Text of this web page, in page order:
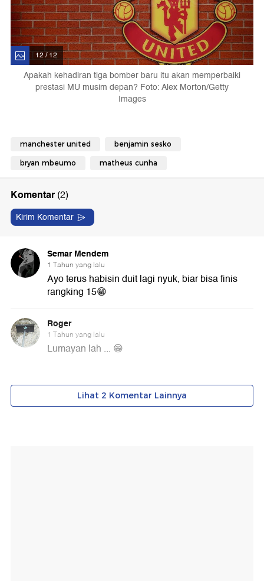
12 / 12
Apakah kehadiran tiga bomber baru itu akan memperbaiki
prestasi MU musim depan? Foto: Alex Morton/Getty
Images
manchester united benjamin sesko
bryan mbeumo matheus cunha